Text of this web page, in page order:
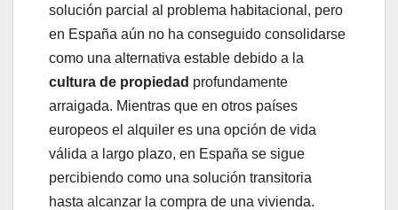
solución parcial al problema habitacional, pero
en España aún no ha conseguido consolidarse
como una alternativa estable debido a la
cultura de propiedad profundamente
arraigada. Mientras que en otros países
europeos el alquiler es una opción de vida
válida a largo plazo, en España se sigue
percibiendo como una solución transitoria
hasta alcanzar la compra de una vivienda.